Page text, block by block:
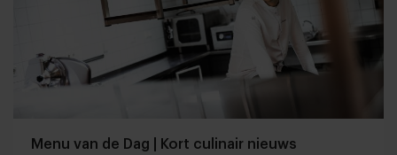
Menu van de Dag | Kort culinair nieuws